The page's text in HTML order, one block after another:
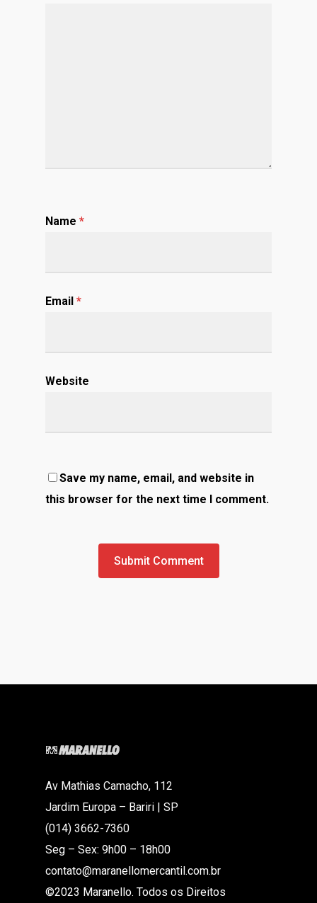
Name *
Email *
Website
Save my name, email, and website in
this browser for the next time I comment.
Av Mathias Camacho, 112
Jardim Europa – Bariri | SP
(014) 3662-7360
Seg – Sex: 9h00 – 18h00
contato@maranellomercantil.com.br
©2023 Maranello. Todos os Direitos